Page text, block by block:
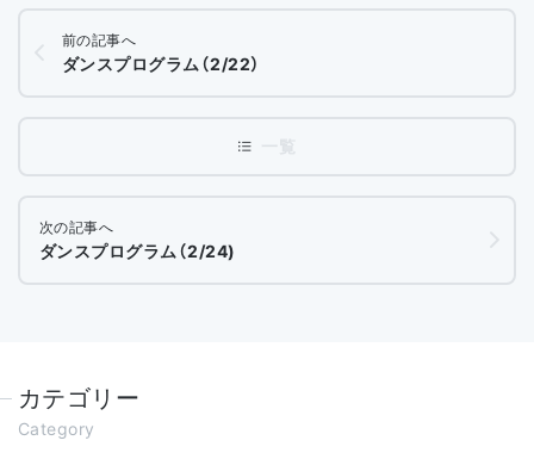
前の記事へ
ダンスプログラム（2/22）
次の記事へ
ダンスプログラム（2/24)
カテゴリー
Category